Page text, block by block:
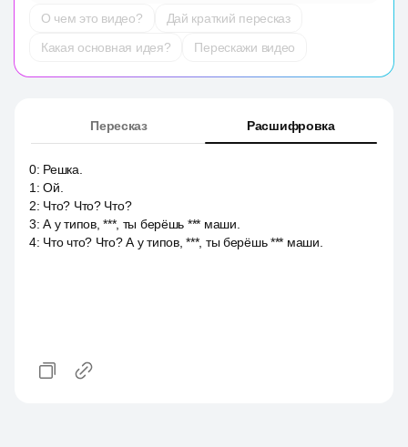
О чем это видео?
Дай краткий пересказ
Какая основная идея?
Перескажи видео
Пересказ Расшифровка
0: Решка.
1 :Ой.
2: Что? Что? Что?
3:А у типов, ***, ты берёшь *** маши.
4: Что что? Что? А у типов, ***, ты берёшь *** маши.